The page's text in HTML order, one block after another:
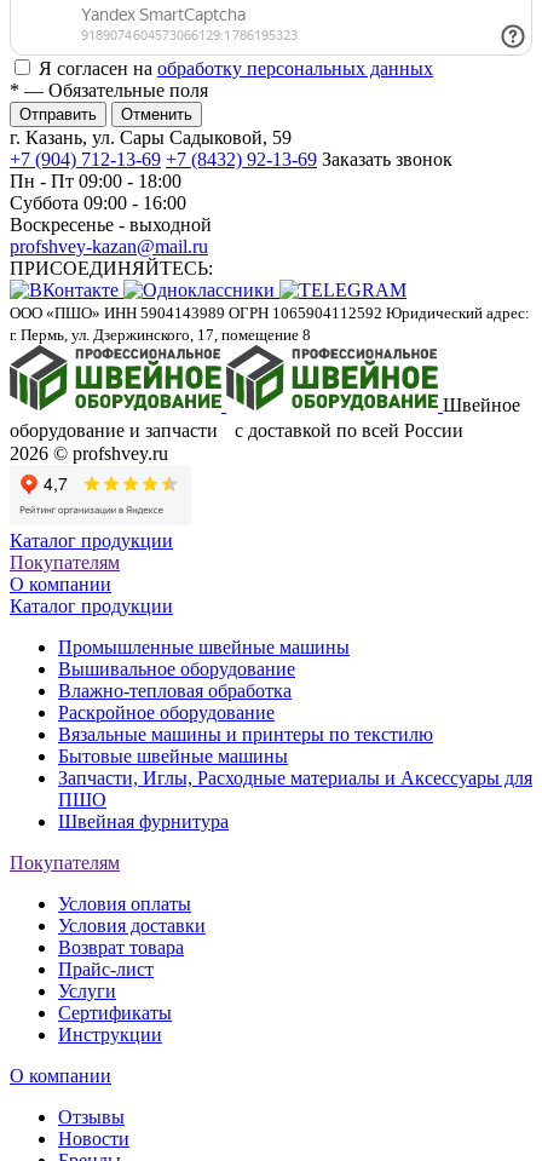
Я согласен на обработку персональных данных
* — Обязательные поля
Отменить
г. Казань, ул. Сары Садыковой, 59
+7 (904) 712-13-69 +7 (8432) 92-13-69 Заказать звонок
Пн - Пт 09:00 - 18:00
Суббота 09:00 - 16:00
Воскресенье - выходной
profshvey-kazan@mail.ru
ПРИСОЕДИНЯЙТЕСЬ:
ООО «ПШО» ИНН 5904143989 ОГРН 1065904112592 Юридический адрес:
г. Пермь, ул. Дзержинского, 17, помещение 8
Швейное
оборудование и запчасти с доставкой по всей России
2026 © profshvey.ru
Каталог продукции
Покупателям
О компании
Каталог продукции
Промышленные швейные машины
Вышивальное оборудование
Влажно-тепловая обработка
Раскройное оборудование
Вязальные машины и принтеры по текстилю
Бытовые швейные машины
Запчасти, Иглы, Расходные материалы и Аксессуары для
ПШО
Швейная фурнитура
Покупателям
Условия оплаты
Условия доставки
Возврат товара
Прайс-лист
Услуги
Сертификаты
Инструкции
О компании
Отзывы
Новости